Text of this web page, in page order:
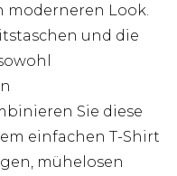
moderneren Look.
und die
Sie diese
einfachen T-Shirt
mühelosen